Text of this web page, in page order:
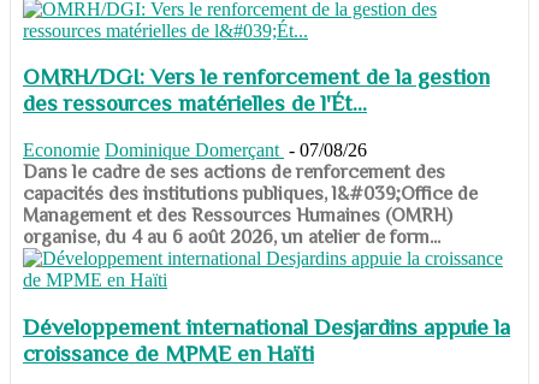
OMRH/DGI: Vers le renforcement de la gestion
des ressources matérielles de l'Ét...
Economie Dominique Domerçant - 07/08/26
Dans le cadre de ses actions de renforcement des
capacités des institutions publiques, l&#039;Office de
Management et des Ressources Humaines (OMRH)
organise, du 4 au 6 août 2026, un atelier de form...
Développement international Desjardins appuie la
croissance de MPME en Haïti